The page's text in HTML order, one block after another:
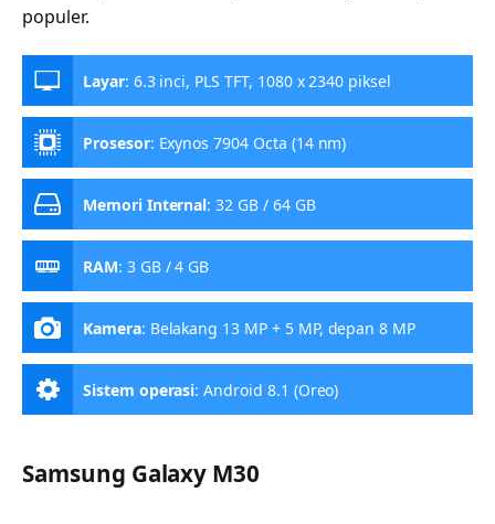
populer.
Layar: 6.3 inci, PLS TFT, 1080 x 2340 piksel
Prosesor: Exynos 7904 Octa (14 nm)
Memori Internal:32 GB / 64 GB
RAM: 3 GB / 4 GB
Kamera: Belakang 13 MP + 5 MP, depan 8 MP
Sistem operasi:Android 8.1 (Oreo)
Samsung Galaxy M30